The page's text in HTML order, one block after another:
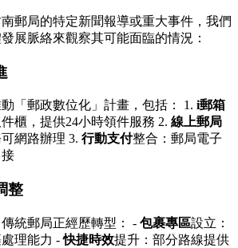
郵局的特定新聞報導或重大事件，我們
展脈絡來觀察其可能面臨的情況：
「郵政數位化」計畫，包括： 1. i郵箱
櫃，提供24小時領件服務 2. 線上郵局
網路辦理 3. 行動支付整合：郵局電子
整
統郵局正經歷轉型： - 包裹專區設立：
理能力 -快捷時效提升：部分路線提供